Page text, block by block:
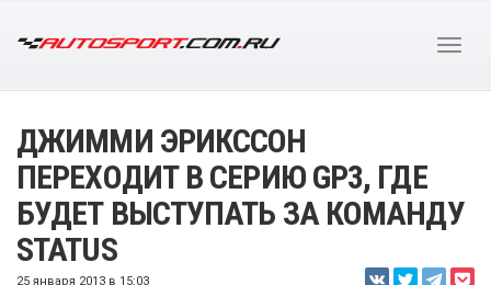
ДЖИММИ ЭРИКССОН
ПЕРЕХОДИТ В СЕРИЮ GP3, ГДЕ
БУДЕТ ВЫСТУПАТЬ ЗА КОМАНДУ
STATUS
25 января 2013 в 15:03